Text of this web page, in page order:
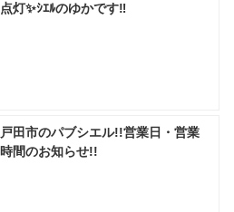
点灯✨ｼｴﾙのゆかです‼
戸田市のパブシエル!!営業日・営業
時間のお知らせ!!